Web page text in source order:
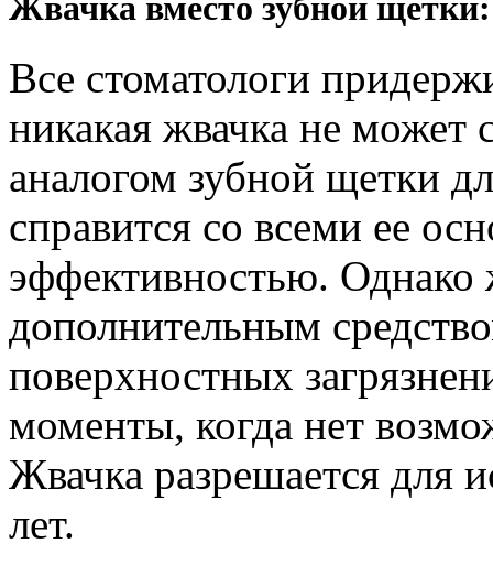
Все стоматологи
никакая жвачка не может
аналогом зубной щетки
справится со всеми ее
эффективностью. Однако
дополнительным
поверхностных
моменты, когда нет
Жвачка разрешается для
лет.